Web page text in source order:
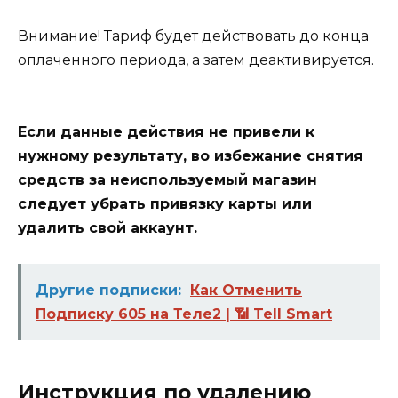
Внимание! Тариф будет действовать до конца
оплаченного периода, а затем деактивируется.
Если данные действия не привели к
нужному результату, во избежание снятия
средств за неиспользуемый магазин
следует убрать привязку карты или
удалить свой аккаунт.
Другие подписки:
Как Отменить
Подписку 605 на Теле2 | 📶 Tell Smart